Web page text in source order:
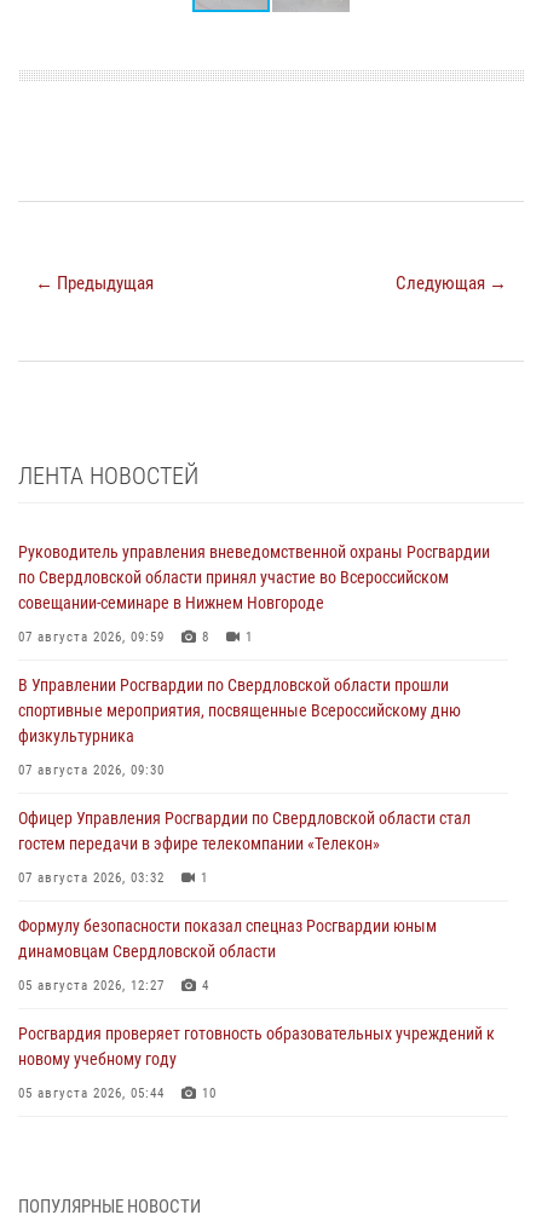
← Предыдущая Следующая →
ЛЕНТА НОВОСТЕЙ
Руководитель управления вневедомственной охраны Росгвардии
по Свердловской области принял участие во Всероссийском
совещании-семинаре в Нижнем Новгороде
07 августа 2026, 09:59 8 1
В Управлении Росгвардии по Свердловской области прошли
спортивные мероприятия, посвященные Всероссийскому дню
физкультурника
07 августа 2026, 09:30
Офицер Управления Росгвардии по Свердловской области стал
гостем передачи в эфире телекомпании «Телекон»
07 августа 2026, 03:32 1
Формулу безопасности показал спецназ Росгвардии юным
динамовцам Свердловской области
05 августа 2026, 12:27 4
Росгвардия проверяет готовность образовательных учреждений к
новому учебному году
05 августа 2026, 05:44 10
04 августа 2026, 09:57 2
ПОПУЛЯРНЫЕ НОВОСТИ